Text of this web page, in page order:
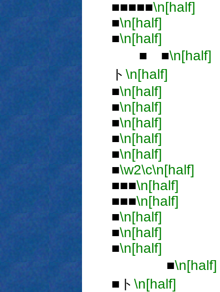
■■■■■\n[half]
■\n[half]
■\n[half]
■ ■\n[half]
ト \n[half]
■\n[half]
■\n[half]
■\n[half]
■\n[half]
■\n[half]
■\w2\c\n[half]
■■■\n[half]
■■■\n[half]
■\n[half]
■\n[half]
■\n[half]
■\n[half]
■ト \n[half]